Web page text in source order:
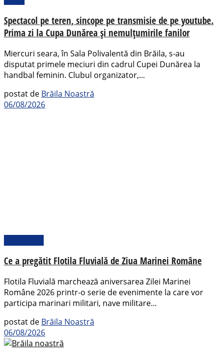
Spectacol pe teren, sincope pe transmisie de pe youtube.
Prima zi la Cupa Dunărea și nemulțumirile fanilor
Miercuri seara, în Sala Polivalentă din Brăila, s-au
disputat primele meciuri din cadrul Cupei Dunărea la
handbal feminin. Clubul organizator,...
postat de Brăila Noastră
06/08/2026
Ce a pregătit Flotila Fluvială de Ziua Marinei Române
Flotila Fluvială marchează aniversarea Zilei Marinei
Române 2026 printr-o serie de evenimente la care vor
participa marinari militari, nave militare...
postat de Brăila Noastră
06/08/2026